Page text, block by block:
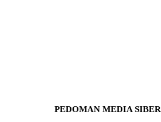
PEDOMAN MEDIA SIBER